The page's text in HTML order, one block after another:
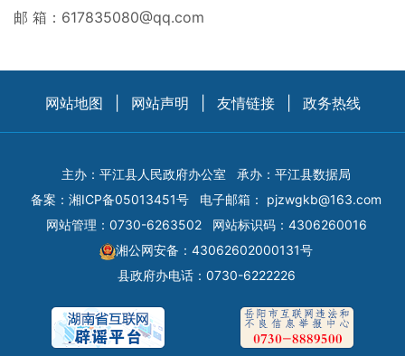
邮 箱： 617835080@qq.com
网站地图 网站声明 友情链接 政务热线
主办：平江县人民政府办公室
承办：平江县数据局
备案： 湘ICP备05013451号 电子邮箱： pjzwgkb@163.com
网站管理：0730-6263502
网站标识码：4306260016
湘公网安备：43062602000131号
县政府办电话：0730-6222226